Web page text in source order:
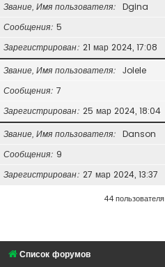
Звание, Имя пользователя
Dgina
Сообщения 5
Зарегистрирован 21 мар 2024, 17:08
Звание, Имя пользователя
Jolele
Сообщения 7
Зарегистрирован 25 мар 2024, 18:04
Звание, Имя пользователя
Danson
Сообщения 9
Зарегистрирован 27 мар 2024, 13:37
44 пользователя
Список форумов